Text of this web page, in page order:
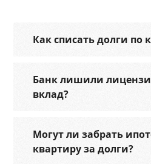
Как списать долги по
Банк лишили
вклад?
Могут ли забрать
квартиру за долги?